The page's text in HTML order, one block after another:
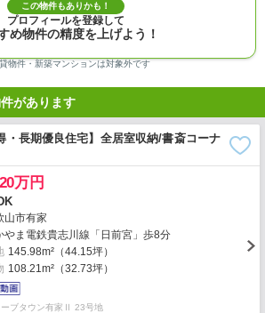
この物件もありかも！
プロフィールを登録して
め物件の精度を上げよう！
物件・新築マンションは対象外です
があります
・長期優良住宅】全居室収納/書斎コーナ
万円
山市有家
やま電鉄貴志川線「日前宮」歩8分
145.98m²（44.15坪）
108.21m²（32.73坪）
ーブタウン有家Ⅱ 23号地